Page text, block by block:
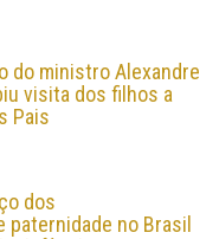
do ministro Alexandre
visita dos filhos a
Pais
dos
paternidade no Brasil